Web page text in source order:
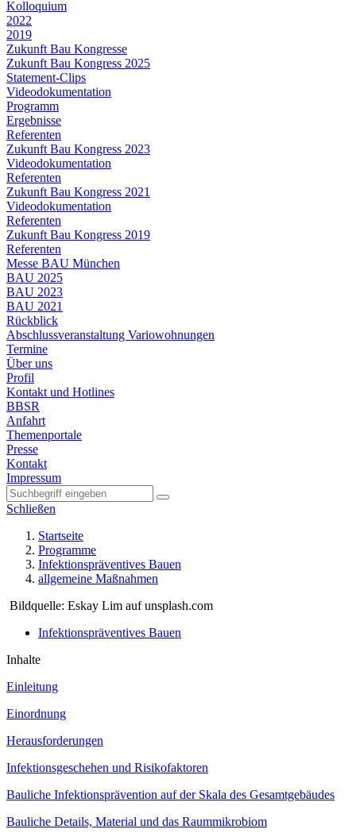
Kolloquium
2022
2019
Zukunft Bau Kongresse
Zukunft Bau Kongress 2025
Statement-Clips
Videodokumentation
Programm
Ergebnisse
Referenten
Zukunft Bau Kongress 2023
Videodokumentation
Referenten
Zukunft Bau Kongress 2021
Videodokumentation
Referenten
Zukunft Bau Kongress 2019
Referenten
Messe BAU München
BAU 2025
BAU 2023
BAU 2021
Rückblick
Abschlussveranstaltung Variowohnungen
Termine
Über uns
Profil
Kontakt und Hotlines
BBSR
Anfahrt
Themenportale
Presse
Kontakt
Impressum
Schließen
Startseite
Programme
Infektionspräventives Bauen
allgemeine Maßnahmen
Bildquelle: Eskay Lim auf unsplash.com
Infektionspräventives Bauen
Inhalte
Einleitung
Einordnung
Herausforderungen
Infektionsgeschehen und Risikofaktoren
Bauliche Infektionsprävention auf der Skala des Gesamtgebäudes
Bauliche Details, Material und das Raummikrobiom